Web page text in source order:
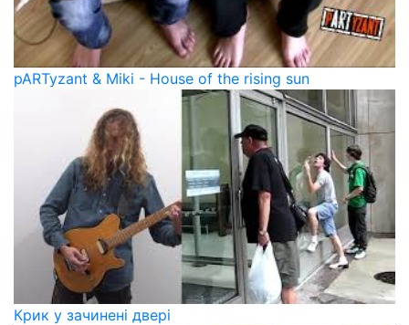
pARTyzant & Miki - House of the rising sun
Крик у зачинені двері